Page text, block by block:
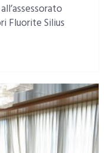
Fluorite Silius